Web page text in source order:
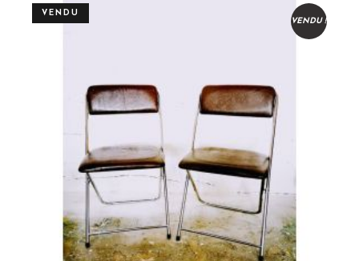
VENDU !
VENDU